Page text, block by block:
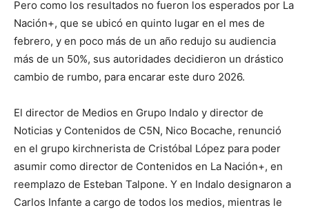
Pero como los resultados no fueron los esperados por La
Nación+, que se ubicó en quinto lugar en el mes de
febrero, y en poco más de un año redujo su audiencia
más de un 50%, sus autoridades decidieron un drástico
cambio de rumbo, para encarar este duro 2026.
El director de Medios en Grupo Indalo y director de
Noticias y Contenidos de C5N, Nico Bocache, renunció
en el grupo kirchnerista de Cristóbal López para poder
asumir como director de Contenidos en La Nación+, en
reemplazo de Esteban Talpone. Y en Indalo designaron a
Carlos Infante a cargo de todos los medios, mientras le